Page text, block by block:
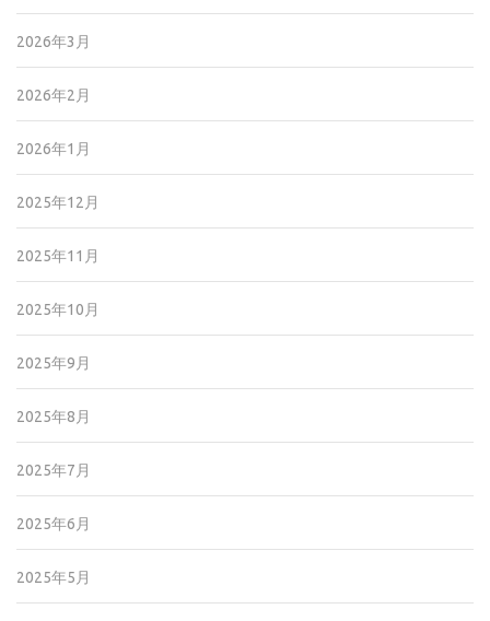
2026年3月
2026年2月
2026年1月
2025年12月
2025年11月
2025年10月
2025年9月
2025年8月
2025年7月
2025年6月
2025年5月